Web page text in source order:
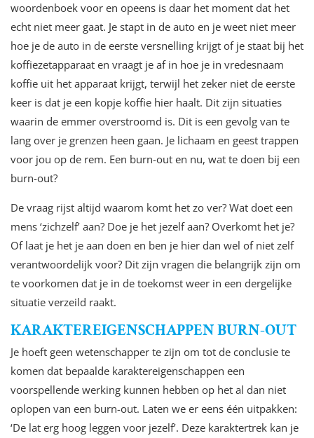
woordenboek voor en opeens is daar het moment dat het
echt niet meer gaat. Je stapt in de auto en je weet niet meer
hoe je de auto in de eerste versnelling krijgt of je staat bij het
koffiezetapparaat en vraagt je af in hoe je in vredesnaam
koffie uit het apparaat krijgt, terwijl het zeker niet de eerste
keer is dat je een kopje koffie hier haalt. Dit zijn situaties
waarin de emmer overstroomd is. Dit is een gevolg van te
lang over je grenzen heen gaan. Je lichaam en geest trappen
voor jou op de rem. Een burn-out en nu, wat te doen bij een
burn-out?
De vraag rijst altijd waarom komt het zo ver? Wat doet een
mens ‘zichzelf’ aan? Doe je het jezelf aan? Overkomt het je?
Of laat je het je aan doen en ben je hier dan wel of niet zelf
verantwoordelijk voor? Dit zijn vragen die belangrijk zijn om
te voorkomen dat je in de toekomst weer in een dergelijke
situatie verzeild raakt.
KARAKTEREIGENSCHAPPEN BURN-OUT
Je hoeft geen wetenschapper te zijn om tot de conclusie te
komen dat bepaalde karaktereigenschappen een
voorspellende werking kunnen hebben op het al dan niet
oplopen van een burn-out. Laten we er eens één uitpakken:
‘De lat erg hoog leggen voor jezelf’. Deze karaktertrek kan je